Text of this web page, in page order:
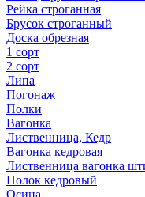
Рейка строганная
Брусок строганный
Доска обрезная
1 сорт
2 сорт
Липа
Погонаж
Полки
Вагонка
Лиственница, Кедр
Вагонка кедровая
Лиственница вагонка
Полок кедровый
Осина